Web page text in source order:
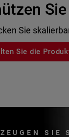
Sie
Sie die
SIE